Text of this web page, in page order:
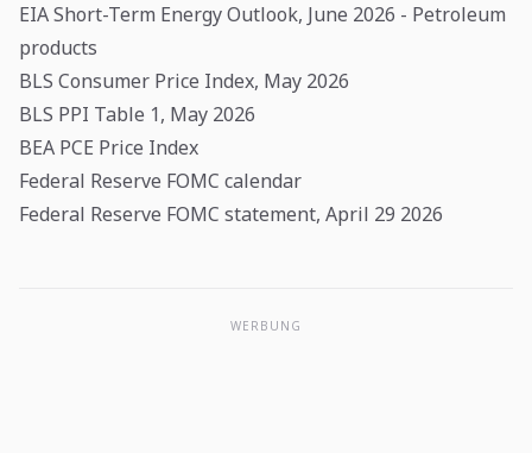
EIA Short-Term Energy Outlook, June 2026 - Petroleum
products
BLS Consumer Price Index, May 2026
BLS PPI Table 1, May 2026
BEA PCE Price Index
Federal Reserve FOMC calendar
Federal Reserve FOMC statement, April 29 2026
WERBUNG